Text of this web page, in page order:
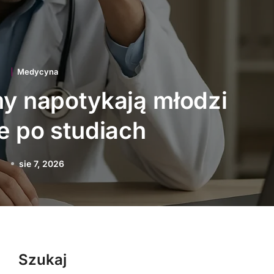
Medycyna
pacjent w szpitalu
sie 5, 2026
Szukaj